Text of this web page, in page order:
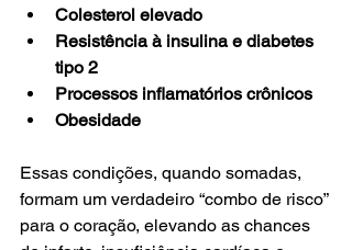
Colesterol elevado
Resistência à insulina e diabetes
tipo 2
Processos inflamatórios crônicos
Obesidade
Essas condições, quando somadas,
formam um verdadeiro “combo de risco”
para o coração, elevando as chances